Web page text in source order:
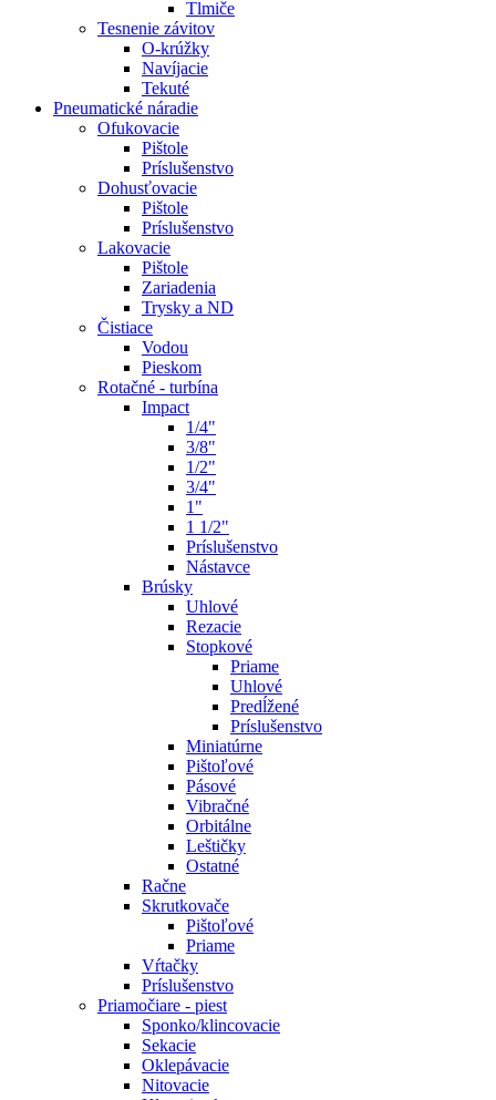
Tlmiče
Tesnenie závitov
O-krúžky
Navíjacie
Tekuté
Pneumatické náradie
Ofukovacie
Pištole
Príslušenstvo
Dohusťovacie
Pištole
Príslušenstvo
Lakovacie
Pištole
Zariadenia
Trysky a ND
Čistiace
Vodou
Pieskom
Rotačné - turbína
Impact
1/4"
3/8"
1/2"
3/4"
1"
1 1/2"
Príslušenstvo
Nástavce
Brúsky
Uhlové
Rezacie
Stopkové
Priame
Uhlové
Predĺžené
Príslušenstvo
Miniatúrne
Pištoľové
Pásové
Vibračné
Orbitálne
Leštičky
Ostatné
Račne
Skrutkovače
Pištoľové
Priame
Vŕtačky
Príslušenstvo
Priamočiare - piest
Sponko/klincovacie
Sekacie
Oklepávacie
Nitovacie